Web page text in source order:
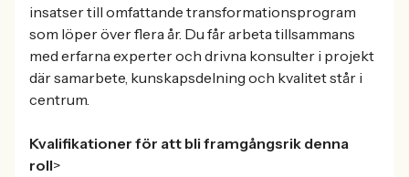
insatser till omfattande transformationsprogram
som löper över flera år. Du får arbeta tillsammans
med erfarna experter och drivna konsulter i projekt
där samarbete, kunskapsdelning och kvalitet står i
centrum.
Kvalifikationer för att bli framgångsrik denna
roll>